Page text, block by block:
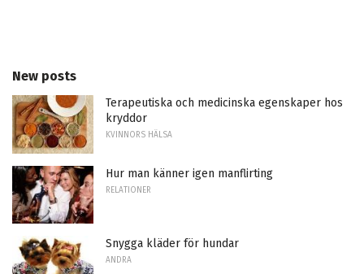
New posts
Terapeutiska och medicinska egenskaper hos
kryddor
KVINNORS HÄLSA
Hur man känner igen manflirting
RELATIONER
Snygga kläder för hundar
ANDRA